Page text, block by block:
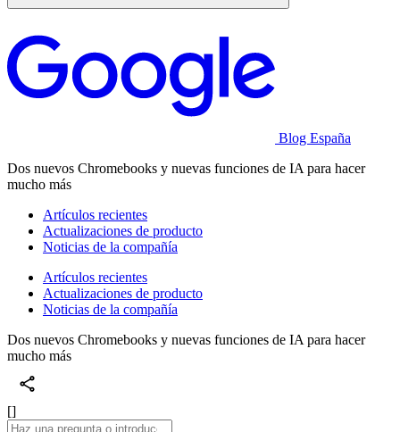
Blog España
Dos nuevos Chromebooks y nuevas funciones de IA para hacer
mucho más
Artículos recientes
Actualizaciones de producto
Noticias de la compañía
Artículos recientes
Actualizaciones de producto
Noticias de la compañía
Dos nuevos Chromebooks y nuevas funciones de IA para hacer
mucho más
[]